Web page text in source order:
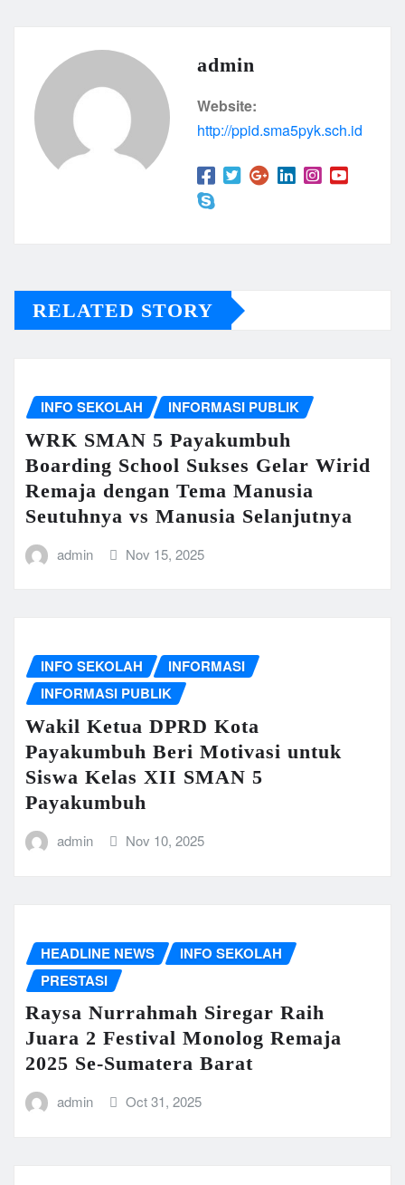
admin
Website:
http://ppid.sma5pyk.sch.id
RELATED STORY
INFO SEKOLAH INFORMASI PUBLIK
WRK SMAN 5 Payakumbuh
Boarding School Sukses Gelar Wirid
Remaja dengan Tema Manusia
Seutuhnya vs Manusia Selanjutnya
admin Nov 15, 2025
INFO SEKOLAH
INFORMASI
INFORMASI PUBLIK
Wakil Ketua DPRD Kota
Payakumbuh Beri Motivasi untuk
Siswa Kelas XII SMAN 5
Payakumbuh
admin Nov 10, 2025
HEADLINE NEWS
INFO SEKOLAH
PRESTASI
Raysa Nurrahmah Siregar Raih
Juara 2 Festival Monolog Remaja
2025 Se-Sumatera Barat
admin Oct 31, 2025